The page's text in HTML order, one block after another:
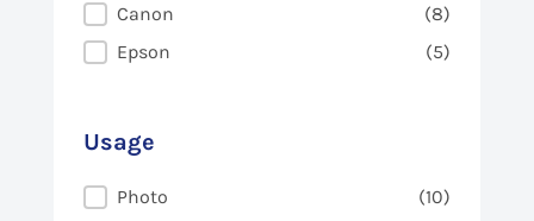
Marque
Canon
(8)
Epson
(5)
Usage
Usage
Photo
(10)